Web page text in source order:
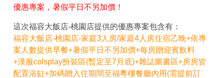
優惠專案，暑假平日不另加價！
這次福容大飯店-桃園店提供的優惠專案包含有：
福容大飯店-桃園店-家庭3人房/家庭4人房住宿乙晚+依專
案人數提供早餐+暑假平日不另加價+每房贈迎賓飲料
+漢服colsplay扮裝區(暫定至7月底)+雜誌圖書區+房房皆
配置浴缸+加碼贈入住期間至福粵樓餐廳內用(需提前訂